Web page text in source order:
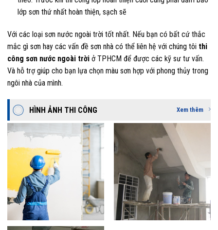
lớp sơn thứ nhất hoàn thiện, sạch sẽ
Với các loại sơn nước ngoài trời tốt nhất. Nếu bạn có bất cứ thắc
mắc gì sơn hay các vấn đề sơn nhà có thể liên hệ với chúng tôi thi
công sơn nước ngoài trời ở TPHCM để được các kỹ sư tư vấn.
Và hỗ trợ giúp cho bạn lựa chọn màu sơn hợp với phong thủy trong
ngôi nhà của mình.
HÌNH ẢNH THI CÔNG Xem thêm